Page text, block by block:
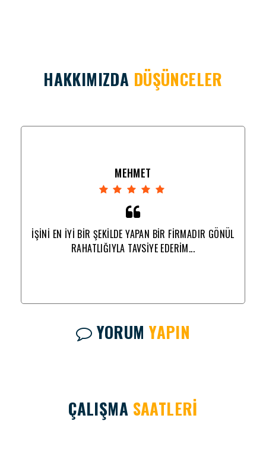
HAKKIMIZDA DÜŞÜNCELER
MEHMET
İŞİNİ EN İYİ BİR ŞEKİLDE YAPAN BİR FİRMADIR GÖNÜL
RAHATLIĞIYLA TAVSİYE EDERİM...
YORUMYAPIN
ÇALIŞMA SAATLERİ